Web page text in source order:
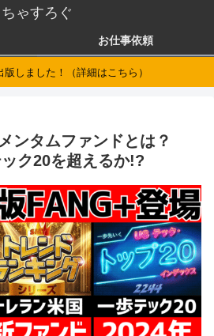
ちゃすろぐ
お仕事依頼
しました！（詳細はこちら）
ンタムファンドとは？
ク20を超えるか!?